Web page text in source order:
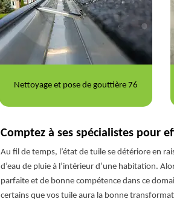
Nettoyage et ravalement de façade
Comptez à ses spécialistes pour
Au fil de temps, l’état de tuile se détériore en
d’eau de pluie à l’intérieur d’une habitation.
parfaite et de bonne compétence dans ce
certains que vos tuile aura la bonne